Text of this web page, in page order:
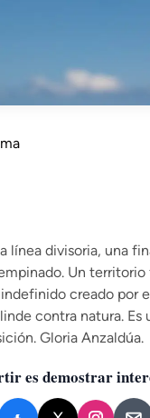
línea divisoria, una
Un
creado por
contra natura. Es
Gloria Anzaldúa.
es demostrar